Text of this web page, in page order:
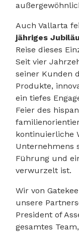
Auch Vallarta
jähriges
Reise dieses
Seit vier
seiner Kunden
Produkte,
ein tiefes
Feier des
kontinuierliche
Unternehmens
Führung und
verwurzelt ist.
Wir von
unsere
President of
gesamtes